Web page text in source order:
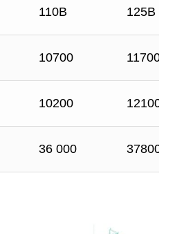
110B
125B
10700 11700
10200 12100
36 000 37800